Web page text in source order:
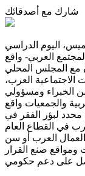
شارك مع أصدقائك
اليوم الدراسي
العربي- واقع
مع المجلس المحلي
العرب،
الخبراء ومسؤولي
والجمعيات واقع
لبؤر الفقر في
في القطاع العام
العرب أو سن
صنع القرار